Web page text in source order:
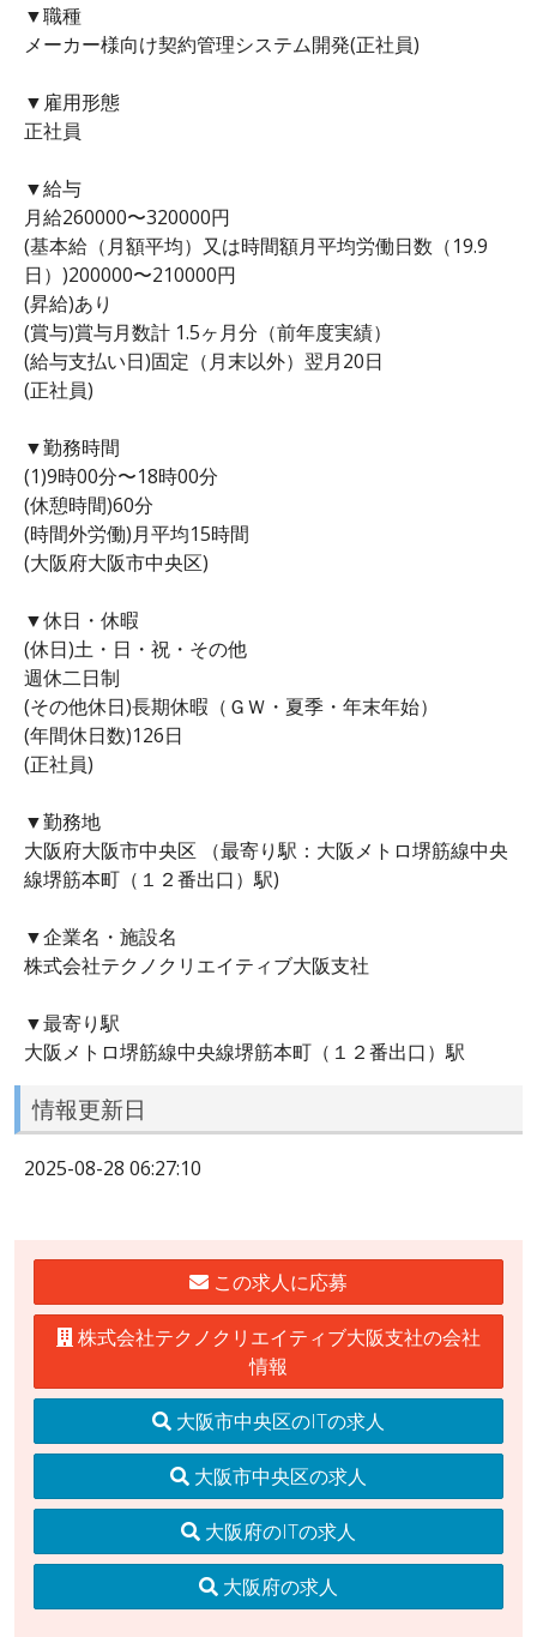
▼職種
メーカー様向け契約管理システム開発(正社員)
▼雇用形態
正社員
▼給与
月給260000〜320000円
(基本給（月額平均）又は時間額月平均労働日数（19.9
日）)200000〜210000円
(昇給)あり
(賞与)賞与月数計 1.5ヶ月分（前年度実績）
(給与支払い日)固定（月末以外）翌月20日
(正社員)
▼勤務時間
(1)9時00分〜18時00分
(休憩時間)60分
(時間外労働)月平均15時間
(大阪府大阪市中央区)
▼休日・休暇
(休日)土・日・祝・その他
週休二日制
(その他休日)長期休暇（ＧＷ・夏季・年末年始）
(年間休日数)126日
(正社員)
▼勤務地
大阪府大阪市中央区 （最寄り駅：大阪メトロ堺筋線中央
線堺筋本町（１２番出口）駅)
▼企業名・施設名
株式会社テクノクリエイティブ大阪支社
▼最寄り駅
大阪メトロ堺筋線中央線堺筋本町（１２番出口）駅
情報更新日
2025-08-28 06:27:10
この求人に応募
株式会社テクノクリエイティブ大阪支社の会社
情報
大阪市中央区のITの求人
大阪市中央区の求人
大阪府のITの求人
大阪府の求人